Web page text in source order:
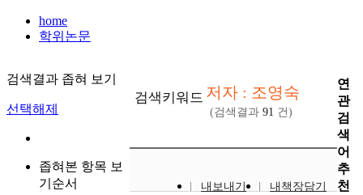
home
학위논문
검색결과 좁혀 보기
선택해제
좁혀본 항목 보
기순서
검색키워드 저자 : 조영숙
(검색결과 91 건)
내보내기
내책장담기
연
관
검
색
어
추
천